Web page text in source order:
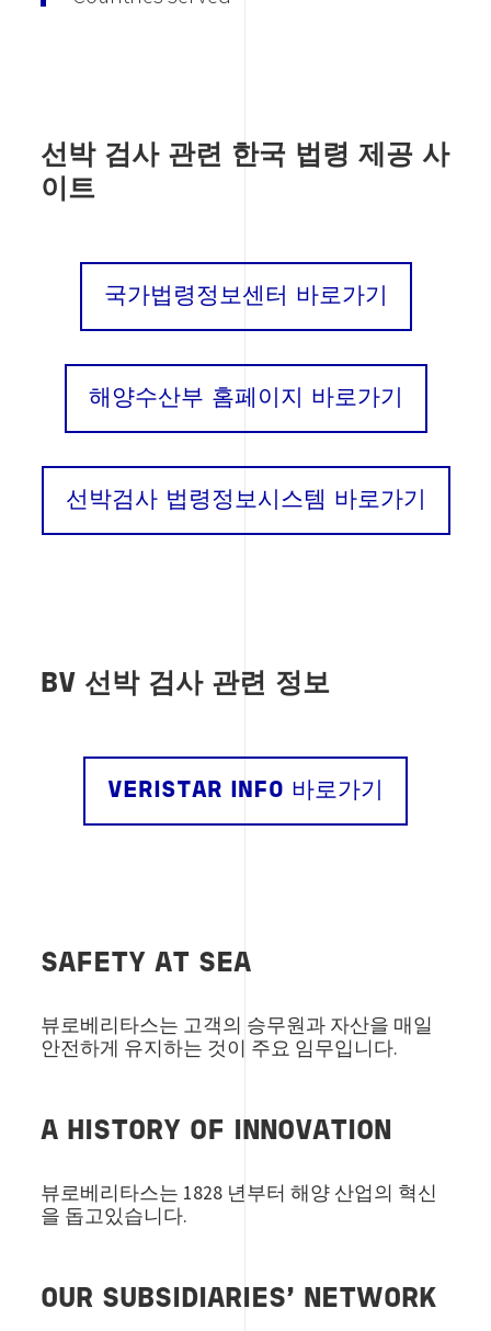
선박 검사 관련 한국 법령 제공 사
이트
국가법령정보센터 바로가기
해양수산부 홈페이지 바로가기
선박검사 법령정보시스템 바로가기
BV 선박 검사 관련 정보
VERISTAR INFO 바로가기
SAFETY AT SEA
뷰로베리타스는 고객의 승무원과 자산을 매일
안전하게 유지하는 것이 주요 임무입니다.
A HISTORY OF INNOVATION
뷰로베리타스는 1828 년부터 해양 산업의 혁신
을 돕고있습니다.
OUR SUBSIDIARIES’ NETWORK